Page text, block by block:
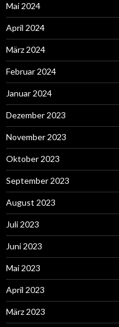
Mai 2024
April 2024
März 2024
Februar 2024
Januar 2024
Dezember 2023
November 2023
Oktober 2023
September 2023
August 2023
Juli 2023
Juni 2023
Mai 2023
April 2023
März 2023